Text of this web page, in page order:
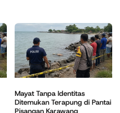
Mayat Tanpa Identitas
Ditemukan Terapung di Pantai